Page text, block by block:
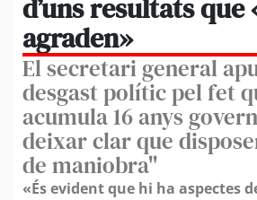
d’uns resultats que
agraden»
El secretari general
desgast polític pel fet
acumula 16 anys
deixar clar que
de maniobra"
«És evident que hi ha aspectes